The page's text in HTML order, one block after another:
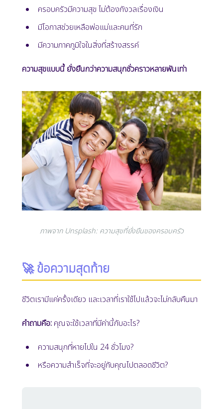
ครอบครัวมีความสุข ไม่ต้องกังวลเรื่องเงิน
มีโอกาสช่วยเหลือพ่อแม่และคนที่รัก
มีความภาคภูมิใจในสิ่งที่สร้างสรรค์
ความสุขแบบนี้ ยั่งยืนกว่าความสนุกชั่วคราวหลายพันเท่า
ภาพจาก Unsplash: ความสุขที่ยั่งยืนของครอบครัว
🚀 ข้อความสุดท้าย
ชีวิตเรามีแค่ครั้งเดียว และเวลาที่เราใช้ไปแล้วจะไม่กลับคืนมา
คำถามคือ: คุณจะใช้เวลาที่มีค่านี้กับอะไร?
ความสนุกที่หายไปใน 24 ชั่วโมง?
หรือความสำเร็จที่จะอยู่กับคุณไปตลอดชีวิต?